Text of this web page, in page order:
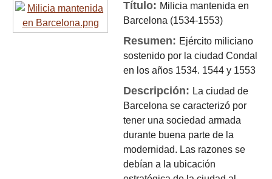
Título: Milicia mantenida en
Barcelona (1534-1553)
Resumen: Ejército miliciano
sostenido por la ciudad Condal
en los años 1534. 1544 y 1553
Descripción: La ciudad de
Barcelona se caracterizó por
tener una sociedad armada
durante buena parte de la
modernidad. Las razones se
debían a la ubicación